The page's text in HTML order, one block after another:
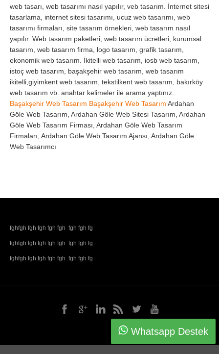
web tasarı, web tasarımı nasıl yapılır, veb tasarım. İnternet sitesi
tasarlama, internet sitesi tasarımı, ucuz web tasarımı, web
tasarımı firmaları, site tasarım örnekleri, web tasarım nasıl
yapılır. Web tasarım paketleri, web tasarım ücretleri, kurumsal
tasarım, web tasarım firma, logo tasarım, grafik tasarım,
ekonomik web tasarım. İkitelli web tasarım, iosb web tasarım,
istoç web tasarım, başakşehir web tasarım, web tasarım
ikitelli,giyimkent web tasarım, tekstilkent web tasarım, bakırköy
web tasarım vb. anahtar kelimeler ile arama yaptınız.
Başakşehir Web Tasarım Başakşehir Web Tasarım Ardahan
Göle Web Tasarım, Ardahan Göle Web Sitesi Tasarım, Ardahan
Göle Web Tasarım Firması, Ardahan Göle Web Tasarım
Firmaları, Ardahan Göle Web Tasarım Ajansı, Ardahan Göle
Web Tasarımcı
fghfgh fgh fgh fgh fgh fgh fgh fg
fghfgh fgh fgh fgh fgh fgh fgh fg
fghfgh fgh fgh fgh fgh fgh fgh fg
Whatsapp Destek